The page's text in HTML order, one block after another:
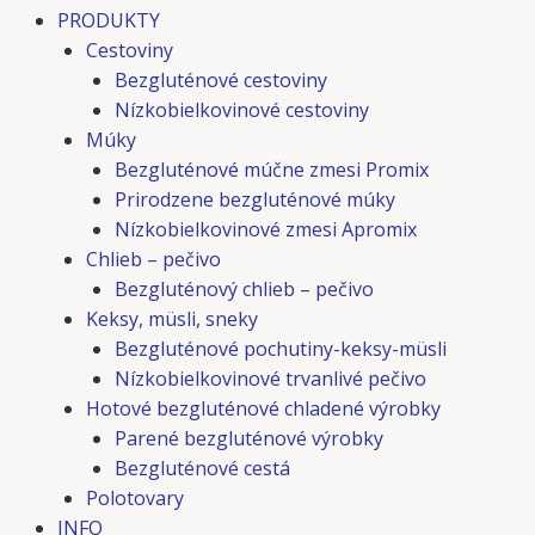
PRODUKTY
Cestoviny
Bezgluténové cestoviny
Nízkobielkovinové cestoviny
Múky
Bezgluténové múčne zmesi Promix
Prirodzene bezgluténové múky
Nízkobielkovinové zmesi Apromix
Chlieb – pečivo
Bezgluténový chlieb – pečivo
Keksy, müsli, sneky
Bezgluténové pochutiny-keksy-müsli
Nízkobielkovinové trvanlivé pečivo
Hotové bezgluténové chladené výrobky
Parené bezgluténové výrobky
Bezgluténové cestá
Polotovary
INFO